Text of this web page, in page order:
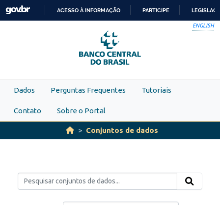
Skip to main content
PARA
O
CONTEÚDO
ACESSO À INFORMAÇÃO PARTICIPE
ENGLISH
Dados Perguntas Frequentes Tutoriais
Contato Sobre o Portal
Conjuntos de dados